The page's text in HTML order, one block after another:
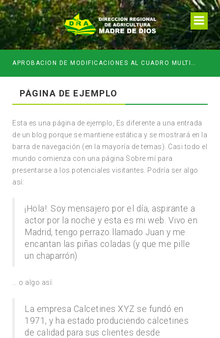
APROBACION DE MODIFICACIONES AL CUADRO MULTIANUAL DE NECESIDADESDE DE LA DIRECCION REGIONAL DE DESARROLLO AGROPECUARIO Y RIEGO MES DE MAYO
PÁGINA DE EJEMPLO
Esta es una página de ejemplo, Es diferente a una entrada
de un blog porque se mantiene estática y se mostrará en la
barra de navegación (en la mayoría de temas). Casi todo el
mundo comienza con una página Sobre mí para
presentarse a los potenciales visitantes. Podría ser algo
así:
¡Hola!: Soy mensajero por el día, aspirante a
actor por la noche y esta es mi web. Vivo en
Madrid, tengo perrazo llamado Juan y me
encantan las piñas coladas (y que me pille
un chaparrón)
… o algo así:
La empresa Calcetines XYZ se fundó en
1971, y ha estado produciendo calcetines
de calidad para sus clientes desde